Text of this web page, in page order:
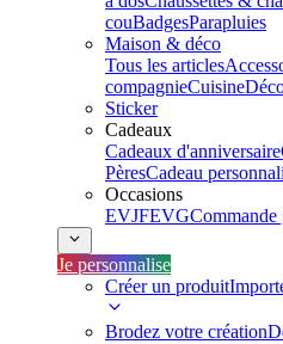
couBadgesParapluies
Maison & déco
Tous les articles
compagnieCuisine
Sticker
Cadeaux
Cadeaux d'anniversaire
PèresCadeau
Occasions
EVJFEVGCommande
Je personnalise
Créer un produit
Brodez votre création